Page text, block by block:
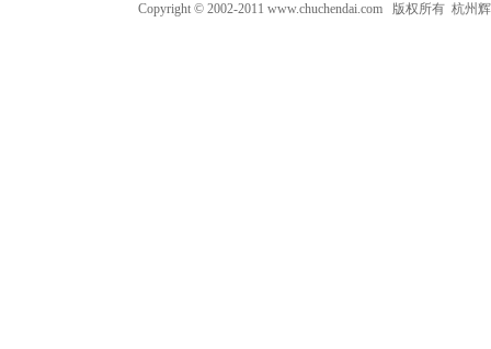
Copyright © 2002-2011 www.chuchendai.com 版权所有 杭州